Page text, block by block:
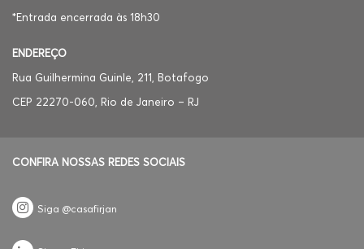
*Entrada encerrada às 18h30
ENDEREÇO
Rua Guilhermina Guinle, 211, Botafogo
CEP 22270-060, Rio de Janeiro – RJ
CONFIRA NOSSAS REDES SOCIAIS
Siga @casafirjan